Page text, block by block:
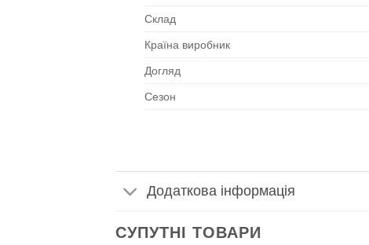
Склад
Країна виробник
Догляд
Сезон
Додаткова інформація
СУПУТНІ ТОВАРИ